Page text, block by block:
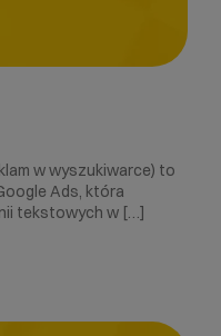
w wyszukiwarce) to
Ads, która
tekstowych w […]